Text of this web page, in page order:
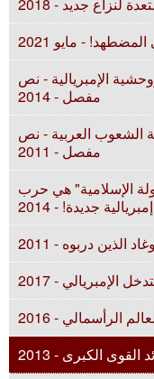
- مايو 2021
الإمبريالية - نص
مفصل - 2014
الشعوب العربية - نص
مفصل - 2011
الإسلامية" هي حرب
إمبريالية جديدة! - 2014
الذين دربوه - 2011
الإمبريالي - 2017
الرأسمالي - 2016
الكبرى - 2013